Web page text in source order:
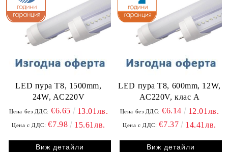
LED пура T8, 1500mm,
24W, AC220V
Цена без ДДС: €6.65 13.01лв.
Цена с ДДС: €7.98 15.61лв.
Виж детайли
LED пура T8, 600mm, 12W,
AC220V, клас A
Цена без ДДС: €6.14 12.01лв.
Цена с ДДС: €7.37 14.41лв.
Виж детайли